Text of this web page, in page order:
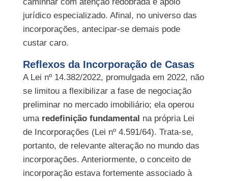
jurídico especializado. Afinal, no universo das
incorporações, antecipar-se demais pode
custar caro.
Reflexos da Incorporação de Casas
A Lei nº 14.382/2022, promulgada em 2022, não
se limitou a flexibilizar a fase de negociação
preliminar no mercado imobiliário; ela operou
uma redefinição fundamental na própria Lei
de Incorporações (Lei nº 4.591/64). Trata-se,
portanto, de relevante alteração no mundo das
incorporações. Anteriormente, o conceito de
incorporação estava fortemente associado à